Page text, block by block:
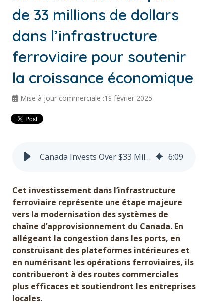
Outils au service des
transporteurs
NOUS CONTACTER
Obtenir un devis
de 33 millions de dollars
dans l’infrastructure
ferroviaire pour soutenir
la croissance économique
Mise à jour commerciale :19 février 2025
Canada Invests Over $33 Million in Rail Infrastructure to Support Economic Growth 6:09
Cet investissement dans l’infrastructure
ferroviaire représente une étape majeure
vers la modernisation des systèmes de
chaîne d’approvisionnement du Canada. En
allégeant la congestion dans les ports, en
construisant des plateformes intérieures et
en numérisant les opérations ferroviaires, ils
contribueront à des routes commerciales
plus efficaces et soutiendront les entreprises
locales.